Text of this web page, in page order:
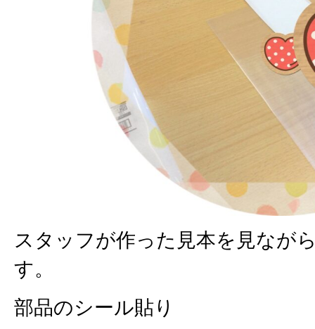
スタッフが作った見本を見なが
す。
部品のシール貼り